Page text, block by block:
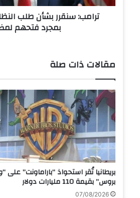
ق
ن
ط
ل
ا
ل
ن
ظ
م
ا
ل
إ
ترامب: سنقرر بشأن طلب
بمجرد فتحهم
مقالات ذات صلة
بريطانيا تُقر استحواذ “باراماونت” على
بروس” بقيمة 110 مليارات دولار
07/08/2026